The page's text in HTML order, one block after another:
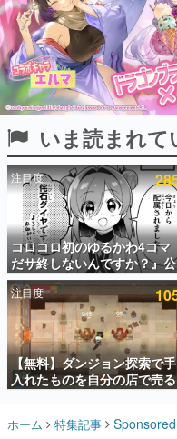
アプリセール情報
インタビュー
連載・特集
殿堂入り記事
SNS拡散数が
ど。多くの人
事をまとめま
ゲームの企
名作ゲームク
聞きし、ヒッ
きます。
赫本
この物語を解
の形をした短
新世代に訊
これからのデ
の姿を追い、
ゲーム世代
ゲームに多大
いま読まれて
注目度
コロコロ初のゆるかわ4コマ
だサ終しないんですか？』
スタート。主人公は新入社
侘石ダイヤ、ゲーム会社を
にトラブルへ対応する社員
を描く
注目度
【無料】ダンジョン探索で
入れたものを自分の店で売
ーム『Moonlighter』が
『Moonlighter 2』の9月2日
ホーム 特集記事 Sponsored